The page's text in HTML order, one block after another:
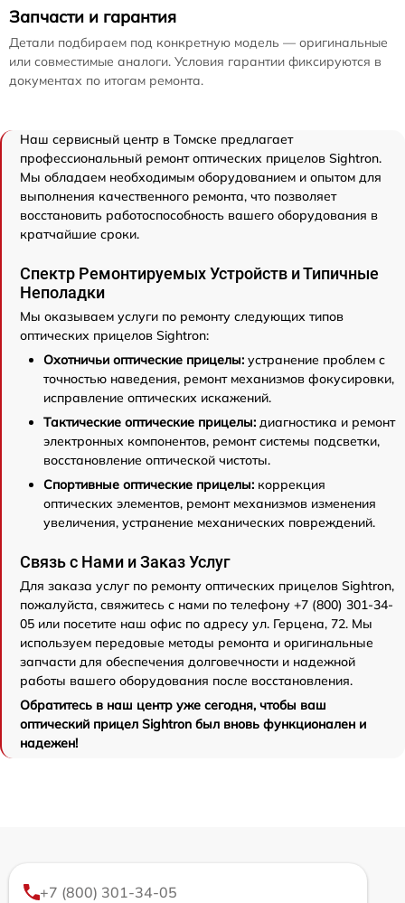
Запчасти и гарантия
Детали подбираем под конкретную модель — оригинальные
или совместимые аналоги. Условия гарантии фиксируются в
документах по итогам ремонта.
Наш сервисный центр в Томске предлагает
профессиональный ремонт оптических прицелов Sightron.
Мы обладаем необходимым оборудованием и опытом для
выполнения качественного ремонта, что позволяет
восстановить работоспособность вашего оборудования в
кратчайшие сроки.
Спектр Ремонтируемых Устройств и Типичные
Неполадки
Мы оказываем услуги по ремонту следующих типов
оптических прицелов Sightron:
Охотничьи оптические прицелы: устранение проблем с
точностью наведения, ремонт механизмов фокусировки,
исправление оптических искажений.
Тактические оптические прицелы: диагностика и ремонт
электронных компонентов, ремонт системы подсветки,
восстановление оптической чистоты.
Спортивные оптические прицелы: коррекция
оптических элементов, ремонт механизмов изменения
увеличения, устранение механических повреждений.
Связь с Нами и Заказ Услуг
Для заказа услуг по ремонту оптических прицелов Sightron,
пожалуйста, свяжитесь с нами по телефону +7 (800) 301-34-
05 или посетите наш офис по адресу ул. Герцена, 72. Мы
используем передовые методы ремонта и оригинальные
запчасти для обеспечения долговечности и надежной
работы вашего оборудования после восстановления.
Обратитесь в наш центр уже сегодня, чтобы ваш
оптический прицел Sightron был вновь функционален и
надежен!
+7 (800) 301-34-05